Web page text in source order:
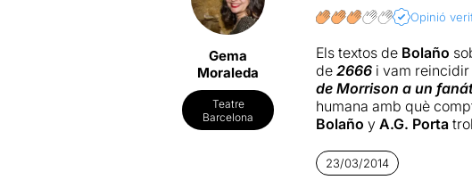
Finalment però, com
que ens queden certs
acidesa i reflexió
alguns moments.
Gema
Moraleda
Teatre
Barcelona
Opinió
Els textos de Bolaño
de 2666i vam reincidir
de Morrison a un
humana amb què
Bolaño y A.G. Porta
deBolañomés
23/03/2014